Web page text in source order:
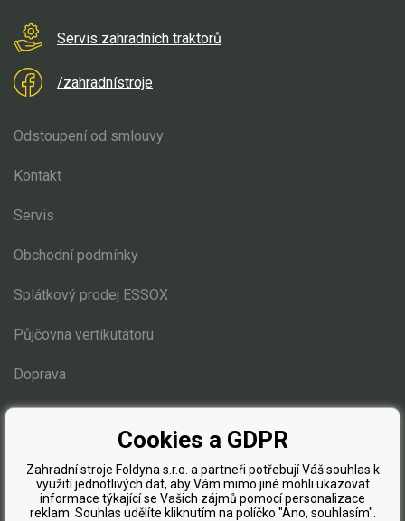
Servis zahradních traktorů
/zahradnístroje
Odstoupení od smlouvy
Kontakt
Servis
Obchodní podmínky
Splátkový prodej ESSOX
Půjčovna vertikutátoru
Doprava
Cookies a GDPR
Zahradní stroje Foldyna s.r.o. a partneři potřebují Váš souhlas k
využití jednotlivých dat, aby Vám mimo jiné mohli ukazovat
informace týkající se Vašich zájmů pomocí personalizace
reklam. Souhlas udělíte kliknutím na políčko "Ano, souhlasím".